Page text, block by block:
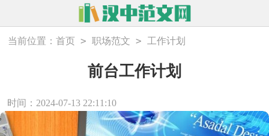
当前位置：首页 > 职场范文 > 工作计划
前台工作计划
时间：2024-07-13 22:11:10